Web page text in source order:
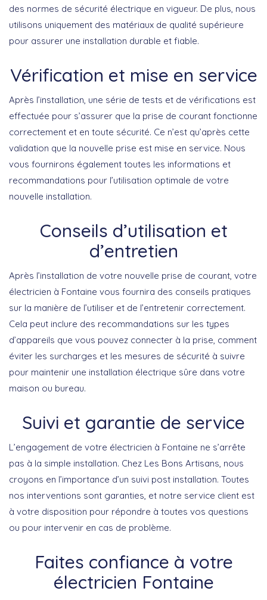
des normes de sécurité électrique en vigueur. De plus, nous
utilisons uniquement des matériaux de qualité supérieure
pour assurer une installation durable et fiable.
Vérification et mise en service
Après l’installation, une série de tests et de vérifications est
effectuée pour s’assurer que la prise de courant fonctionne
correctement et en toute sécurité. Ce n’est qu’après cette
validation que la nouvelle prise est mise en service. Nous
vous fournirons également toutes les informations et
recommandations pour l’utilisation optimale de votre
nouvelle installation.
Conseils d’utilisation et
d’entretien
Après l’installation de votre nouvelle prise de courant, votre
électricien à Fontaine vous fournira des conseils pratiques
sur la manière de l’utiliser et de l’entretenir correctement.
Cela peut inclure des recommandations sur les types
d’appareils que vous pouvez connecter à la prise, comment
éviter les surcharges et les mesures de sécurité à suivre
pour maintenir une installation électrique sûre dans votre
maison ou bureau.
Suivi et garantie de service
L’engagement de votre électricien à Fontaine ne s’arrête
pas à la simple installation. Chez Les Bons Artisans, nous
croyons en l’importance d’un suivi post installation. Toutes
nos interventions sont garanties, et notre service client est
à votre disposition pour répondre à toutes vos questions
ou pour intervenir en cas de problème.
Faites confiance à votre
électricien Fontaine